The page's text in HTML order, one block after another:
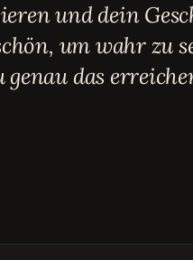
und dein
um wahr zu
das